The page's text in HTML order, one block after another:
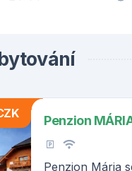
Penzion
Penzion Mária